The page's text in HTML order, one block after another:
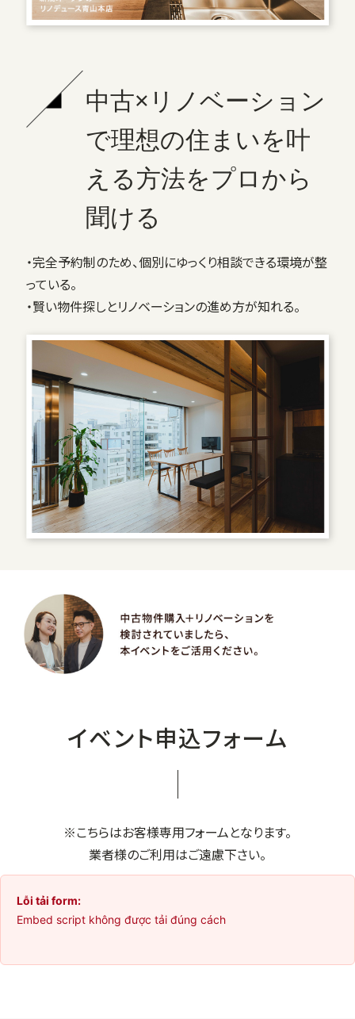
中古×リノベーション
で理想の住まいを叶
える方法をプロから
聞ける
・完全予約制のため、個別にゆっくり相談できる環境が整
っている。
・賢い物件探しとリノベーションの進め方が知れる。
イベント申込フォーム
※こちらはお客様専用フォームとなります。
業者様のご利用はご遠慮下さい。
Lỗi tải form:
Embed script không được tải đúng cách